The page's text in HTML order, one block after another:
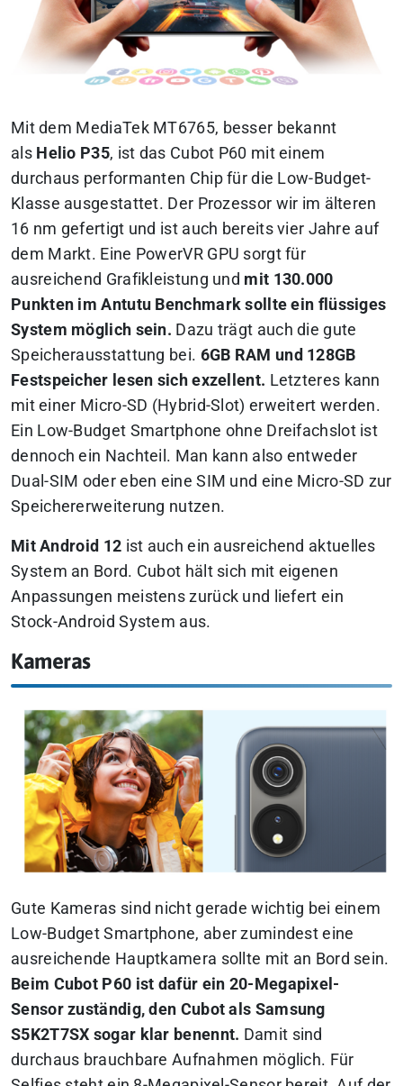
Mit dem MediaTek MT6765, besser bekannt
als Helio P35, ist das Cubot P60 mit einem
durchaus performanten Chip für die Low-Budget-
Klasse ausgestattet. Der Prozessor wir im älteren
16 nm gefertigt und ist auch bereits vier Jahre auf
dem Markt. Eine PowerVR GPU sorgt für
ausreichend Grafikleistung und mit 130.000
Punkten im Antutu Benchmark sollte ein flüssiges
System möglich sein. Dazu trägt auch die gute
Speicherausstattung bei. 6GB RAM und 128GB
Festspeicher lesen sich exzellent. Letzteres kann
mit einer Micro-SD (Hybrid-Slot) erweitert werden.
Ein Low-Budget Smartphone ohne Dreifachslot ist
dennoch ein Nachteil. Man kann also entweder
Dual-SIM oder eben eine SIM und eine Micro-SD zur
Speichererweiterung nutzen.
Mit Android 12 ist auch ein ausreichend aktuelles
System an Bord. Cubot hält sich mit eigenen
Anpassungen meistens zurück und liefert ein
Stock-Android System aus.
Kameras
Gute Kameras sind nicht gerade wichtig bei einem
Low-Budget Smartphone, aber zumindest eine
ausreichende Hauptkamera sollte mit an Bord sein.
Beim Cubot P60 ist dafür ein 20-Megapixel-
Sensor zuständig, den Cubot als Samsung
S5K2T7SX sogar klar benennt. Damit sind
durchaus brauchbare Aufnahmen möglich. Für